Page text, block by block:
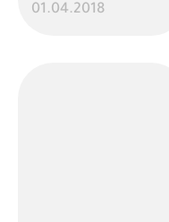
01.04.2018